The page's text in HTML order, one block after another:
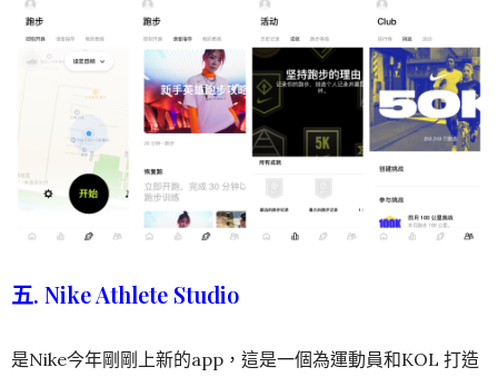
五. Nike Athlete Studio
是Nike今年剛剛上新的app，這是一個為運動員和KOL 打造